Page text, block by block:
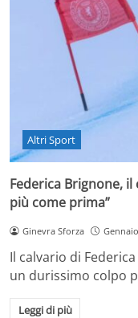
Altri Sport
Federica Brignone,
più come prima”
Ginevra Sforza
Il calvario di
un durissimo colpo
Leggi di più